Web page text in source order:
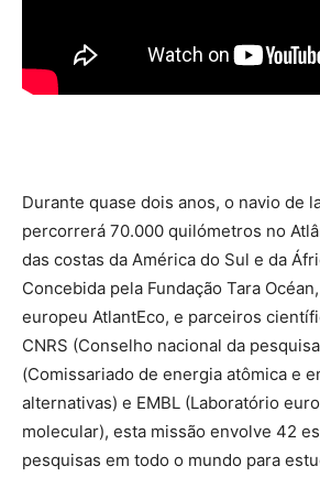
Durante quase dois anos, o navio de
percorrerá 70.000 quilómetros no
das costas da América do Sul e da
Concebida pela Fundação Tara
europeu AtlantEco, e parceiros
CNRS (Conselho nacional da
(Comissariado de energia atômica e
alternativas) e EMBL (Laboratório
molecular), esta missão envolve 42
pesquisas em todo o mundo para